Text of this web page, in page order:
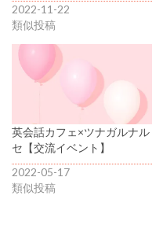
2022-11-22
類似投稿
英会話カフェ×ツナガルナル
セ【交流イベント】
2022-05-17
類似投稿